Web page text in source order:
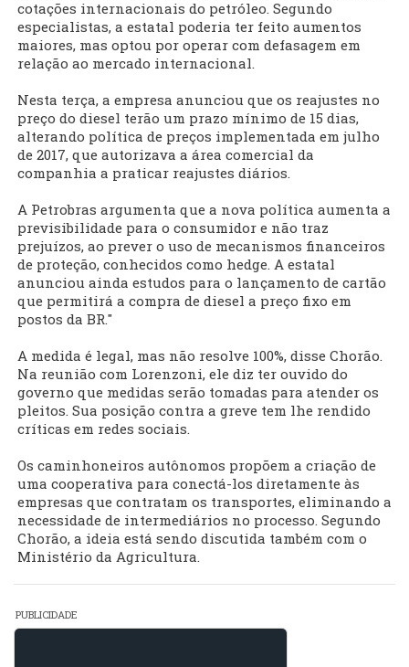
cotações internacionais do petróleo. Segundo
especialistas, a estatal poderia ter feito aumentos
maiores, mas optou por operar com defasagem em
relação ao mercado internacional.
Nesta terça, a empresa anunciou que os reajustes no
preço do diesel terão um prazo mínimo de 15 dias,
alterando política de preços implementada em julho
de 2017, que autorizava a área comercial da
companhia a praticar reajustes diários.
A Petrobras argumenta que a nova política aumenta a
previsibilidade para o consumidor e não traz
prejuízos, ao prever o uso de mecanismos financeiros
de proteção, conhecidos como hedge. A estatal
anunciou ainda estudos para o lançamento de cartão
que permitirá a compra de diesel a preço fixo em
postos da BR."
A medida é legal, mas não resolve 100%, disse Chorão.
Na reunião com Lorenzoni, ele diz ter ouvido do
governo que medidas serão tomadas para atender os
pleitos. Sua posição contra a greve tem lhe rendido
críticas em redes sociais.
Os caminhoneiros autônomos propõem a criação de
uma cooperativa para conectá-los diretamente às
empresas que contratam os transportes, eliminando a
necessidade de intermediários no processo. Segundo
Chorão, a ideia está sendo discutida também com o
Ministério da Agricultura.
PUBLICIDADE